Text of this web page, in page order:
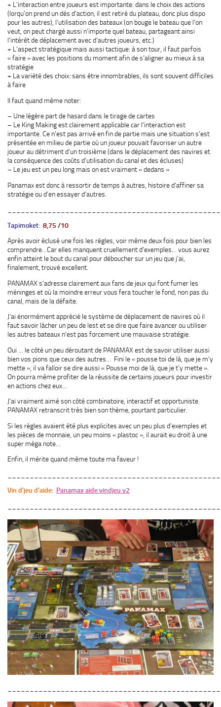
+ L’interaction entre joueurs est importante: dans le choix des actions
(lorqu’on prend un dés d’action, il est retiré du plateau, donc plus dispo
pour les autres), l’utilisation des bateaux (on bouge le bateau que l’on
veut, on peut chargé aussi n’importe quel bateau, partageant ainsi
l’intérêt de déplacement avec d’autres joueurs, etc.)
+ L’aspect stratégique mais aussi tactique: à son tour, il faut parfois
« faire » avec les positions du moment afin de s’aligner au mieux à sa
stratégie
+ La variété des choix: sans être innombrables, ils sont souvent difficiles
à faire
Il faut quand même noter:
– Une légère part de hasard dans le tirage de cartes
– Le King Making est clairement applicable car l’interaction est
importante. Ce n’est pas arrivé en fin de partie mais une situation s’est
présentée en milieu de partie où un joueur pouvait favoriser un autre
joueur au détriment d’un troisième (dans le déplacement des navires et
la conséquence des coûts d’utilisation du canal et des écluses)
– Le jeu est un peu long mais on est vraiment « dedans »
Panamax est donc à ressortir de temps à autres, histoire d’affiner sa
stratégie ou d’en essayer d’autres.
Tapimoket: 8,75 /10
Après avoir éclusé une fois les règles, voir même deux fois pour bien les
comprendre…Car elles manquent cruellement d’exemples… vous aurez
enfin atteint le bout du canal pour déboucher sur un jeu que j’ai,
finalement, trouvé excellent.
PANAMAX s’adresse clairement aux fans de jeux qui font fumer les
méninges et où la moindre erreur vous fera toucher le fond, non pas du
canal, mais de la défaite.
J’ai énormément apprécié le système de déplacement de navires où il
faut savoir lâcher un peu de lest et se dire que faire avancer ou utiliser
les autres bateaux n’est pas forcement une mauvaise stratégie.
Oui … le côté un peu déroutant de PANAMAX est de savoir utiliser aussi
bien vos pions que ceux des autres… Fini le « pousse toi de là, que je m’y
mette », il va falloir se dire aussi « Pousse moi de là, que je t’y mette ».
On pourra même profiter de la réussite de certains joueurs pour investir
en actions chez eux…
J’ai vraiment aimé son côté combinatoire, interactif et opportuniste.
PANAMAX retranscrit très bien son thème, pourtant particulier.
Si les règles avaient été plus explicites avec un peu plus d’exemples et
les pièces de monnaie, un peu moins « plastoc », il aurait eu droit à une
super méga note…
Enfin, il mérite quand même toute ma faveur !
Vin d’jeu d’aide: Panamax aide vindjeu v2